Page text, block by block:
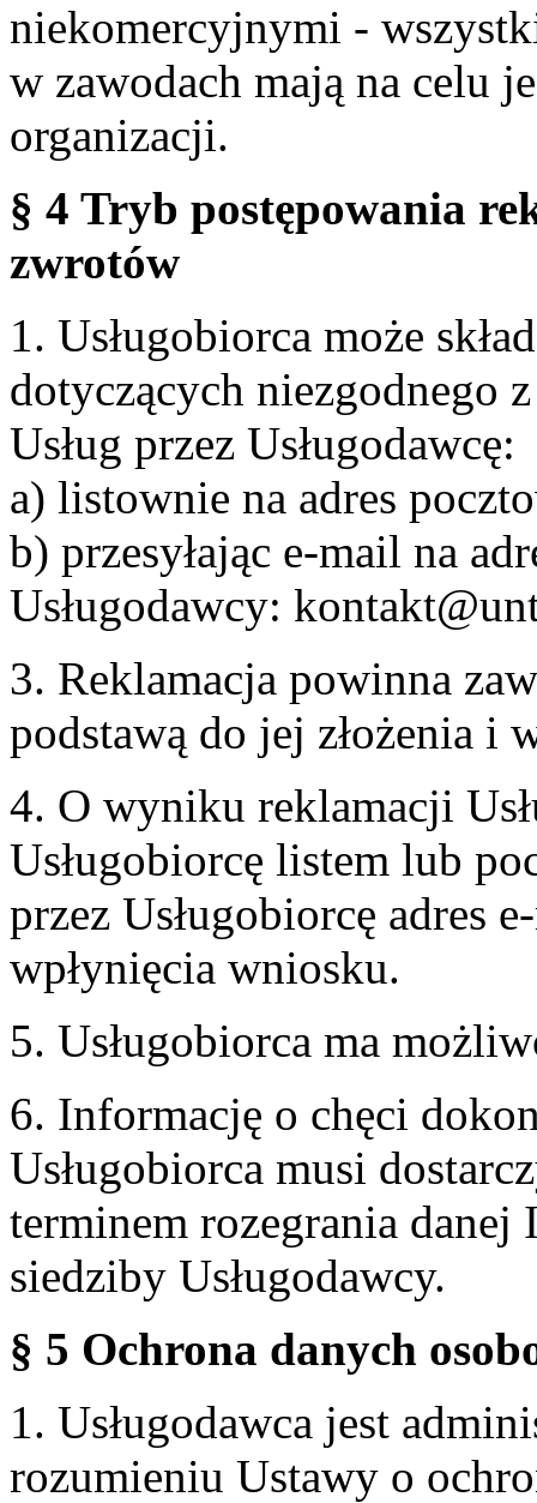
niekomercyjnymi -
w zawodach mają na celu
organizacji.
§ 4 Tryb postępowania
zwrotów
1. Usługobiorca może
dotyczących niezgodnego
Usług przez Usługodawcę:
a) listownie na adres
b) przesyłając e-mail na
Usługodawcy:
3. Reklamacja powinna
podstawą do jej złożenia i
4. O wyniku reklamacji
Usługobiorcę listem lub
przez Usługobiorcę adres
wpłynięcia wniosku.
5. Usługobiorca ma
6. Informację o chęci
Usługobiorca musi
terminem rozegrania
siedziby Usługodawcy.
§ 5 Ochrona danych
1. Usługodawca jest
rozumieniu Ustawy o